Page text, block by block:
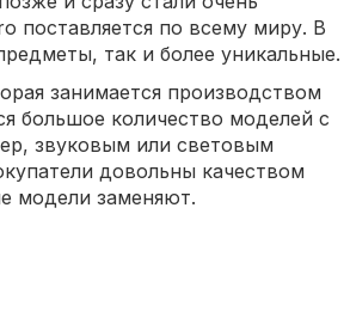
поставляется по всему миру. В
так и более уникальные.
занимается производством
большое количество моделей с
звуковым или световым
довольны качеством
модели заменяют.